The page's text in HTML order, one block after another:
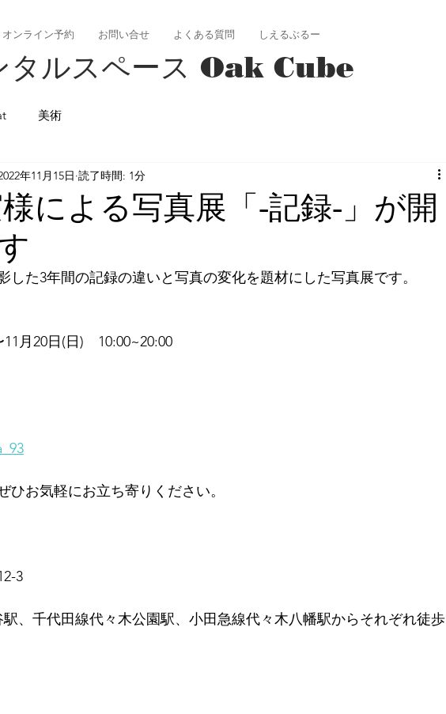
オンライン予約 お問い合せ よくある質問 しえるぶるー
タルスペース Oak Cube
美術
による写真展「-記録-」が開
年11月15日 読了時間: 1分
した3年間の記録の違いと写真の変化を題材にした写真展です。
月20日(日)　10:00~20:00
ひお気軽にお立ち寄りください。
3
、千代田線代々木公園駅、小田急線代々木八幡駅からそれぞれ徒歩